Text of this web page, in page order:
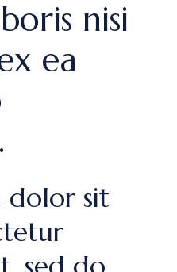
nisi
ea
dolor sit